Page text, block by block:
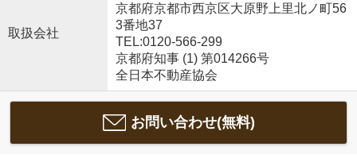
取扱会社
京都府京都市西京区大原野上里北ノ町56
3番地37
TEL:0120-566-299
京都府知事 (1) 第014266号
全日本不動産協会
お問い合わせ(無料)